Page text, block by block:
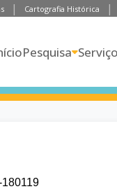
Cartografia Histórica
Pesquisa